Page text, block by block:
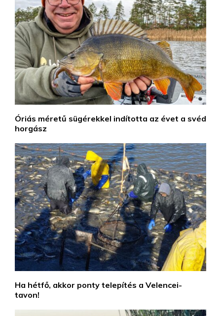
Óriás méretű sügérekkel indította az évet a svéd
horgász
Ha hétfő, akkor ponty telepítés a Velencei-
tavon!